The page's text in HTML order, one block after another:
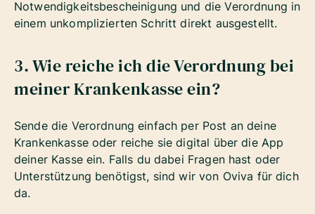
Notwendigkeitsbescheinigung und die Verordnung in
einem unkomplizierten Schritt direkt ausgestellt.
3. Wie reiche ich die Verordnung bei
meiner Krankenkasse ein?
Sende die Verordnung einfach per Post an deine
Krankenkasse oder reiche sie digital über die App
deiner Kasse ein. Falls du dabei Fragen hast oder
Unterstützung benötigst, sind wir von Oviva für dich
da.